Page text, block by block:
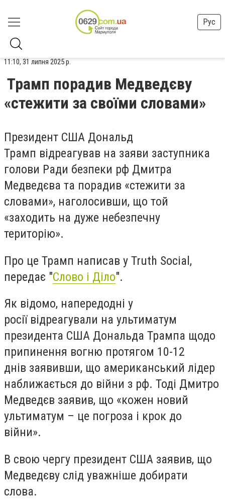
Рус
11:10, 31 липня 2025 р.
Трамп порадив Медведєву
«стежити за своїми словами»
Президент США Дональд
Трамп відреагував на заяви заступника
голови Ради безпеки рф Дмитра
Медведєва та порадив «стежити за
словами», наголосивши, що той
«заходить на дуже небезпечну
територію».
Про це Трамп написав у Truth Social,
передає "Слово і Діло".
Як відомо, напередодні у
росії відреагували на ультиматум
президента США Дональда Трампа щодо
припинення вогню протягом 10-12
днів заявивши, що американський лідер
наближається до війни з рф. Тоді Дмитро
Медведєв заявив, що «кожен новий
ультиматум – це погроза і крок до
війни».
В свою чергу президент США заявив, що
Медведєву слід уважніше добирати
слова.